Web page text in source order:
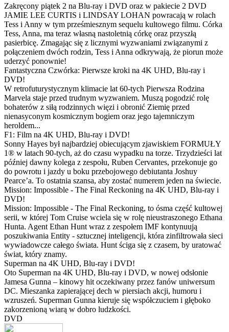
Zakręcony piątek 2 na Blu-ray i DVD oraz w pakiecie 2 DVD
JAMIE LEE CURTIS i LINDSAY LOHAN powracają w rolach
Tess i Anny w tym prześmiesznym sequelu kultowego filmu. Córka
Tess, Anna, ma teraz własną nastoletnią córkę oraz przyszłą
pasierbicę. Zmagając się z licznymi wyzwaniami związanymi z
połączeniem dwóch rodzin, Tess i Anna odkrywają, że piorun może
uderzyć ponownie!
Fantastyczna Czwórka: Pierwsze kroki na 4K UHD, Blu-ray i
DVD!
W retrofuturystycznym klimacie lat 60-tych Pierwsza Rodzina
Marvela staje przed trudnym wyzwaniem. Muszą pogodzić rolę
bohaterów z siłą rodzinnych więzi i obronić Ziemię przed
nienasyconym kosmicznym bogiem oraz jego tajemniczym
heroldem...
F1: Film na 4K UHD, Blu-ray i DVD!
Sonny Hayes był najbardziej obiecującym zjawiskiem FORMUŁY
1® w latach 90-tych, aż do czasu wypadku na torze. Trzydzieści lat
później dawny kolega z zespołu, Ruben Cervantes, przekonuje go
do powrotu i jazdy u boku przebojowego debiutanta Joshuy
Pearce’a. To ostatnia szansa, aby zostać numerem jeden na świecie.
Mission: Impossible - The Final Reckoning na 4K UHD, Blu-ray i
DVD!
Mission: Impossible - The Final Reckoning, to ósma część kultowej
serii, w której Tom Cruise wciela się w rolę nieustraszonego Ethana
Hunta. Agent Ethan Hunt wraz z zespołem IMF kontynuują
poszukiwania Entity - sztucznej inteligencji, która zinfiltrowała sieci
wywiadowcze całego świata. Hunt ściga się z czasem, by uratować
świat, który znamy.
Superman na 4K UHD, Blu-ray i DVD!
Oto Superman na 4K UHD, Blu-ray i DVD, w nowej odsłonie
Jamesa Gunna – kinowy hit oczekiwany przez fanów uniwersum
DC. Mieszanka zapierającej dech w piersiach akcji, humoru i
wzruszeń. Superman Gunna kieruje się współczuciem i głęboko
zakorzenioną wiarą w dobro ludzkości.
DVD